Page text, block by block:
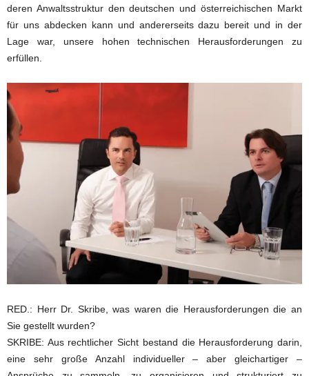
deren Anwaltsstruktur den deutschen und österreichischen Markt
für uns abdecken kann und andererseits dazu bereit und in der
Lage war, unsere hohen technischen Herausforderungen zu
erfüllen.
RED.: Herr Dr. Skribe, was waren die Herausforderungen die an
Sie gestellt wurden?
SKRIBE: Aus rechtlicher Sicht bestand die Herausforderung darin,
eine sehr große Anzahl individueller – aber gleichartiger –